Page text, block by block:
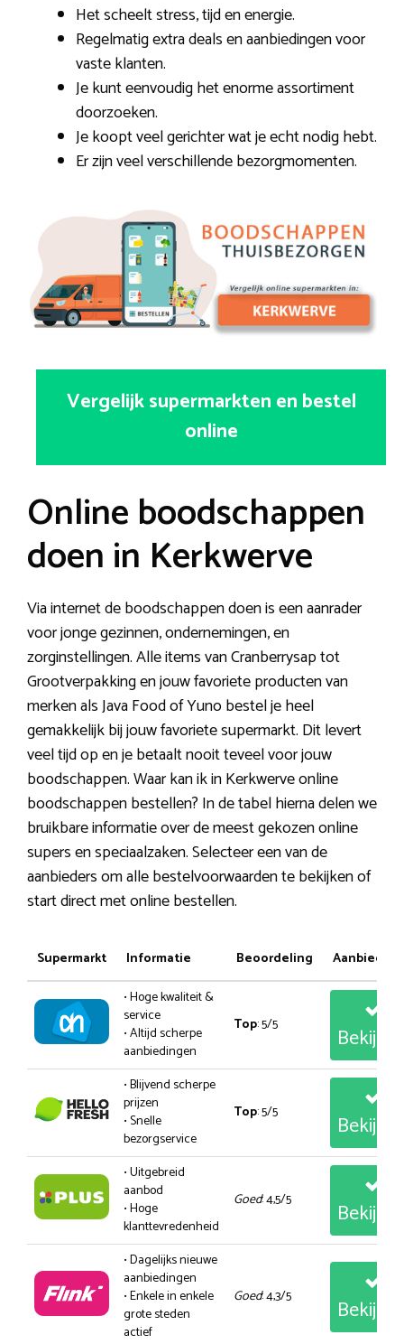
Het scheelt stress, tijd en energie.
Regelmatig extra deals en aanbiedingen voor
vaste klanten.
Je kunt eenvoudig het enorme assortiment
doorzoeken.
Je koopt veel gerichter wat je echt nodig hebt.
Er zijn veel verschillende bezorgmomenten.
Vergelijk supermarkten en bestel
online
Online boodschappen
doen in Kerkwerve
Via internet de boodschappen doen is een aanrader
voor jonge gezinnen, ondernemingen, en
zorginstellingen. Alle items van Cranberrysap tot
Grootverpakking en jouw favoriete producten van
merken als Java Food of Yuno bestel je heel
gemakkelijk bij jouw favoriete supermarkt. Dit levert
veel tijd op en je betaalt nooit teveel voor jouw
boodschappen. Waar kan ik in Kerkwerve online
boodschappen bestellen? In de tabel hierna delen we
bruikbare informatie over de meest gekozen online
supers en speciaalzaken. Selecteer een van de
aanbieders om alle bestelvoorwaarden te bekijken of
start direct met online bestellen.
Supermarkt Informatie Beoordeling
• Hoge kwaliteit &
service
• Altijd scherpe
aanbiedingen
Top: 5/5
• Blijvend scherpe
prijzen
• Snelle
bezorgservice
Top: 5/5
• Uitgebreid
aanbod
• Hoge
klanttevredenheid
Goed: 4,5/5
• Dagelijks nieuwe
aanbiedingen
• Enkele in enkele
grote steden
actief
Goed: 4,3/5